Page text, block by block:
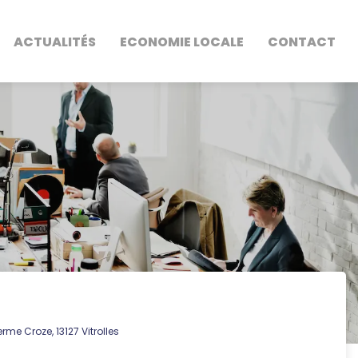
ACTUALITÉS ECONOMIE LOCALE CONTACT
Croze, 13127 Vitrolles